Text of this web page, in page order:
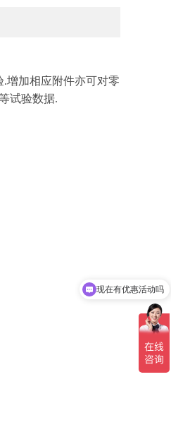
.增加相应附件亦可对零
试验数据.
现在有优惠活动吗